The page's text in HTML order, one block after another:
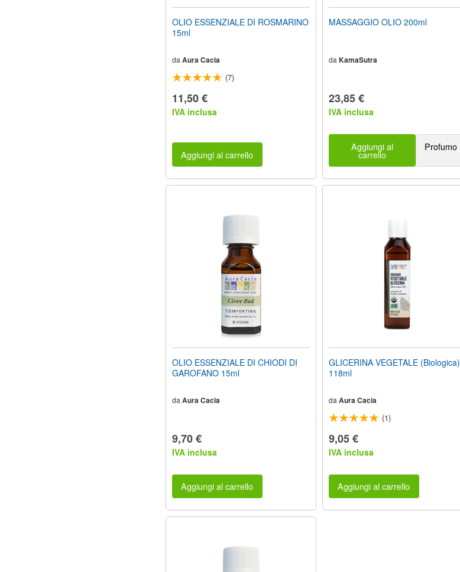
OLIO ESSENZIALE DI ROSMARINO
15ml
daAura Cacia
(7)
11,50 €
IVA inclusa
Aggiungi al carrello
MASSAGGIO OLIO 200ml
daKamaSutra
23,85 €
IVA inclusa
Aggiungi al
carrello
Profumo
OLIO ESSENZIALE DI CHIODI DI
GAROFANO 15ml
da Aura Cacia
9,70 €
IVA inclusa
Aggiungi al carrello
GLICERINA VEGETALE (Biologica)
118ml
da Aura Cacia
(1)
9,05 €
IVA inclusa
Aggiungi al carrello